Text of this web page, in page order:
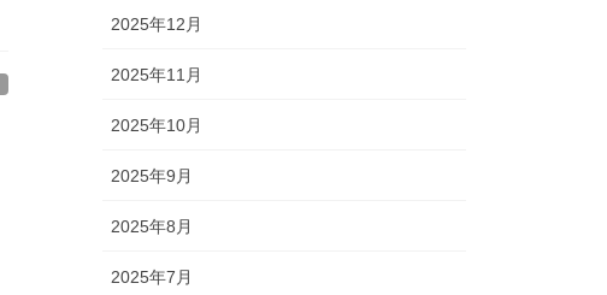
2025年12月
2025年11月
2025年10月
2025年9月
2025年8月
2025年7月